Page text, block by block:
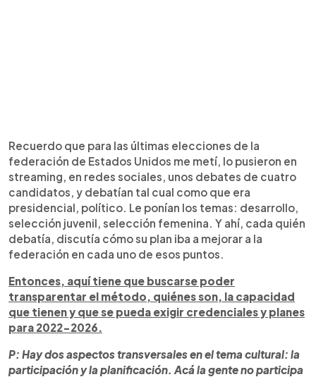
Recuerdo que para las últimas elecciones de la
federación de Estados Unidos me metí, lo pusieron en
streaming, en redes sociales, unos debates de cuatro
candidatos, y debatían tal cual como que era
presidencial, político. Le ponían los temas: desarrollo,
selección juvenil, selección femenina. Y ahí, cada quién
debatía, discutía cómo su plan iba a mejorar a la
federación en cada uno de esos puntos.
Entonces, aquí tiene que buscarse poder
transparentar el método, quiénes son, la capacidad
que tienen y que se pueda exigir credenciales y planes
para 2022-2026.
P: Hay dos aspectos transversales en el tema cultural: la
participación y la planificación. Acá la gente no participa